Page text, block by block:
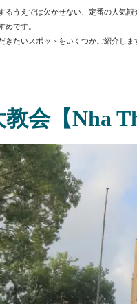
るうえでは欠かせない、定番の人気
めです。
きたいスポットをいくつかご紹介しま
会【Nha